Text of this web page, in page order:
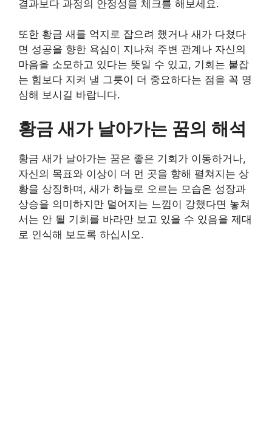
결과보다 과정의 안정성을 체크를 해보세요.
또한 황금 새를 억지로 잡으려 했거나 새가 다쳤다
면 성공을 향한 욕심이 지나쳐 주변 관계나 자신의
마음을 소모하고 있다는 뜻일 수 있고, 기회는 붙잡
는 힘보다 지켜 낼 그릇이 더 중요하다는 점을 꼭 명
심해 보시길 바랍니다.
황금 새가 날아가는 꿈의 해석
황금 새가 날아가는 꿈은 좋은 기회가 이동하거나,
자신의 목표와 이상이 더 먼 곳을 향해 펼쳐지는 상
황을 상징하며, 새가 하늘로 오르는 모습은 성장과
상승을 의미하지만 멀어지는 느낌이 강했다면 놓쳐
서는 안 될 기회를 바라만 보고 있을 수 있음을 제대
로 인식해 보도록 하십시오.